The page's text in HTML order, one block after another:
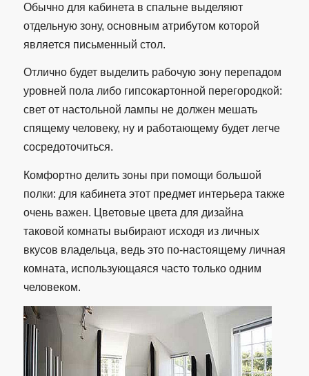
Обычно для кабинета в спальне выделяют
отдельную зону, основным атрибутом которой
является письменный стол.
Отлично будет выделить рабочую зону перепадом
уровней пола либо гипсокартонной перегородкой:
свет от настольной лампы не должен мешать
спящему человеку, ну и работающему будет легче
сосредоточиться.
Комфортно делить зоны при помощи большой
полки: для кабинета этот предмет интерьера также
очень важен. Цветовые цвета для дизайна
таковой комнаты выбирают исходя из личных
вкусов владельца, ведь это по-настоящему личная
комната, использующаяся часто только одним
человеком.